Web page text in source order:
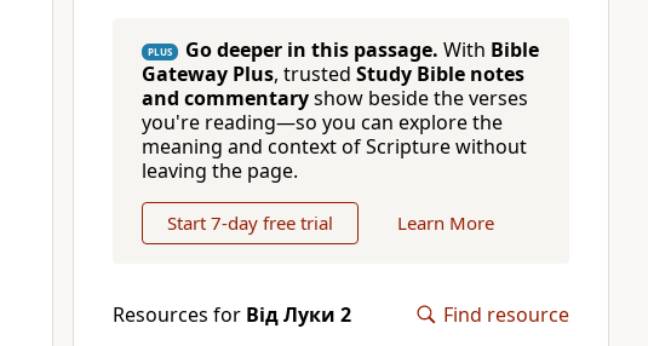
PLUS Go deeper in this passage. With Bible
Gateway Plus, trusted Study Bible notes
and commentaryshow beside the verses
you're reading—so you can explore the
meaning and context of Scripture without
leaving the page.
Start 7-day free trial Learn More
Resources for Від Луки 2 Find resource